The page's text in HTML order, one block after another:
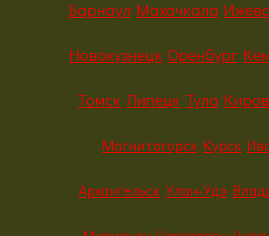
Барнаул Махачкала
Новокузнецк Оренбург
Томск Липецк Тула Киров
Магнитогорск Курск
Архангельск Улан-Удэ